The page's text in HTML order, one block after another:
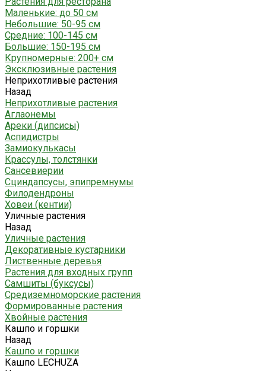
Маленькие: до 50 см
Небольшие: 50-95 см
Средние: 100-145 см
Большие: 150-195 см
Крупномерные: 200+ см
Эксклюзивные растения
Неприхотливые растения
Назад
Неприхотливые растения
Аглаонемы
Ареки (дипсисы)
Аспидистры
Замиокулькасы
Крассулы, толстянки
Сансевиерии
Сциндапсусы, эпипремнумы
Филодендроны
Ховеи (кентии)
Уличные растения
Назад
Уличные растения
Декоративные кустарники
Лиственные деревья
Растения для входных групп
Самшиты (буксусы)
Средиземноморские растения
Формированные растения
Хвойные растения
Кашпо и горшки
Назад
Кашпо и горшки
Кашпо LECHUZA